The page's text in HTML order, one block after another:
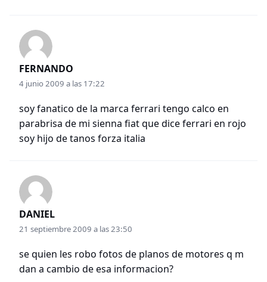
FERNANDO
4 junio 2009 a las 17:22
soy fanatico de la marca ferrari tengo calco en
parabrisa de mi sienna fiat que dice ferrari en rojo
soy hijo de tanos forza italia
DANIEL
21 septiembre 2009 a las 23:50
se quien les robo fotos de planos de motores q m
dan a cambio de esa informacion?